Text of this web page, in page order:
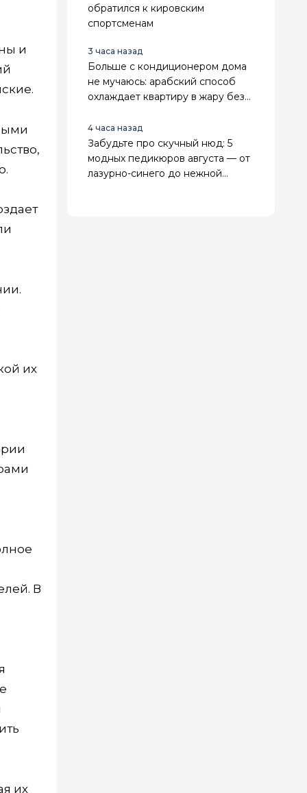
и
их
В
их
обратился к кировским
спортсменам
3 часа назад
Больше с кондиционером дома
не мучаюсь: арабский способ
охлаждает квартиру в жару без
4 часа назад
Забудьте про скучный нюд: 5
модных педикюров августа — от
лазурно-синего до нежной